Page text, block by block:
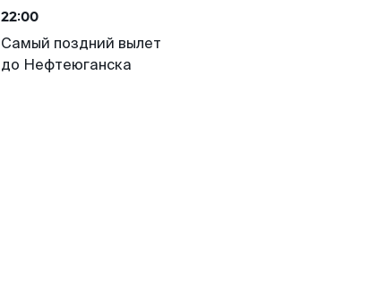
22:00
Самый поздний вылет
до Нефтеюганска